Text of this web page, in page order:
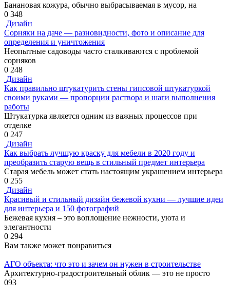
Банановая кожура, обычно выбрасываемая в мусор, на
0 348
Дизайн
Сорняки на даче — разновидности, фото и описание для
определения и уничтожения
Неопытные садоводы часто сталкиваются с проблемой
сорняков
0 248
Дизайн
Как правильно штукатурить стены гипсовой штукатуркой
своими руками — пропорции раствора и шаги выполнения
работы
Штукатурка является одним из важных процессов при
отделке
0 247
Дизайн
Как выбрать лучшую краску для мебели в 2020 году и
преобразить старую вещь в стильный предмет интерьера
Старая мебель может стать настоящим украшением интерьера
0 255
Дизайн
Красивый и стильный дизайн бежевой кухни — лучшие идеи
для интерьера и 150 фотографий
Бежевая кухня – это воплощение нежности, уюта и
элегантности
0 294
Вам также может понравиться
АГО объекта: что это и зачем он нужен в строительстве
Архитектурно-градостроительный облик — это не просто
093